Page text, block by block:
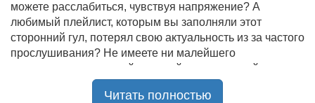
можете расслабиться, чувствуя напряжение? А
любимый плейлист, которым вы заполняли этот
сторонний гул, потерял свою актуальность из за частого
прослушивания? Не имеете ни малейшего
представления, где найти новый качественный контент
на замену старому? В таком случае вы обратились по
Читать полностью